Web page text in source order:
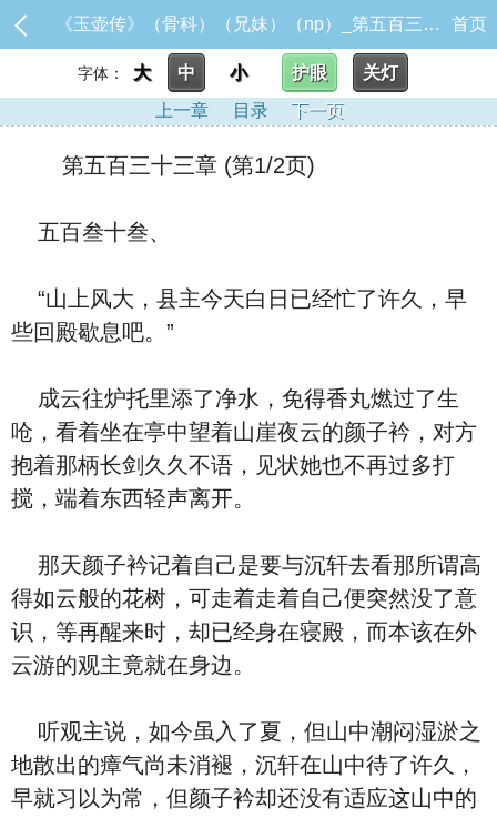
《玉壶传》（骨科）（兄妹）（np）_第五百三十三章 首页
字体： 大 中 小 护眼
关灯
上一章
目录 下一页
第五百三十三章 (第1/2页)
五百叁十叁、
“山上风大，县主今天白日已经忙了许久，早
些回殿歇息吧。”
成云往炉托里添了净水，免得香丸燃过了生
呛，看着坐在亭中望着山崖夜云的颜子衿，对方
抱着那柄长剑久久不语，见状她也不再过多打
搅，端着东西轻声离开。
那天颜子衿记着自己是要与沉轩去看那所谓高
得如云般的花树，可走着走着自己便突然没了意
识，等再醒来时，却已经身在寝殿，而本该在外
云游的观主竟就在身边。
听观主说，如今虽入了夏，但山中潮闷湿淤之
地散出的瘴气尚未消褪，沉轩在山中待了许久，
早就习以为常，但颜子衿却还没有适应这山中的